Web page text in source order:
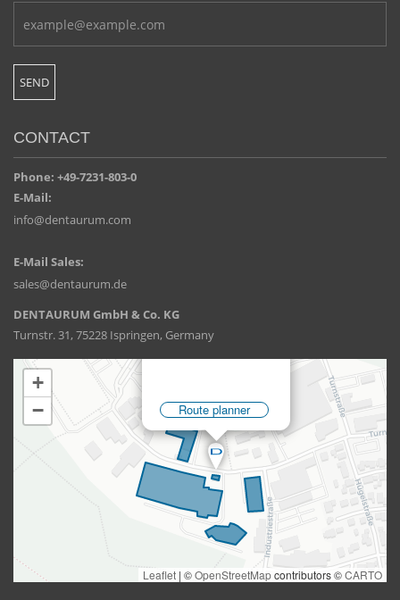
CONTACT
Phone: +49-7231-803-0
E-Mail:
info@dentaurum.com
E-Mail Sales:
sales@dentaurum.de
DENTAURUM GmbH & Co. KG
Turnstr. 31, 75228 Ispringen, Germany